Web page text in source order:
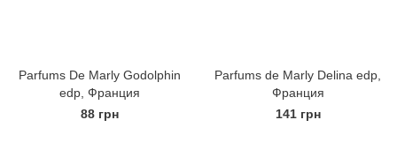
Parfums De Marly Godolphin
edp, Франция
88 грн
Parfums de Marly Delina edp,
Франция
141 грн